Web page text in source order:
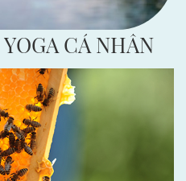
CÁ NHÂN